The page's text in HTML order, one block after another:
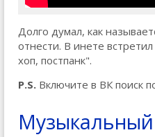
Долго думал, как
отнести. В инете
хоп, постпанк".
P.S. Включите в ВК поиск
Музыкальный